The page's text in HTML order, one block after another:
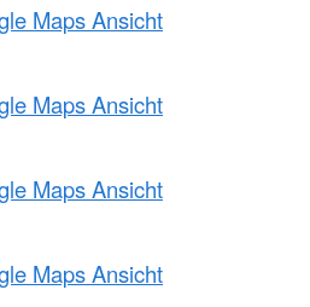
Maps Ansicht
Maps Ansicht
Maps Ansicht
Maps Ansicht